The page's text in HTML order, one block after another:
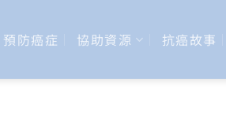
預防癌症 協助資源 抗癌故事